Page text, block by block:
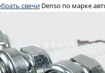
свечи Denso по марке